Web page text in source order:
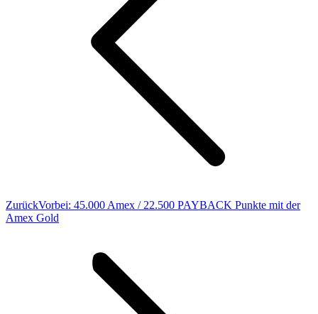
ZurückVorheriger
Beitrag:
Vorbei: 45.000 Amex / 22.500 PAYBACK Punkte mit der
Amex Gold